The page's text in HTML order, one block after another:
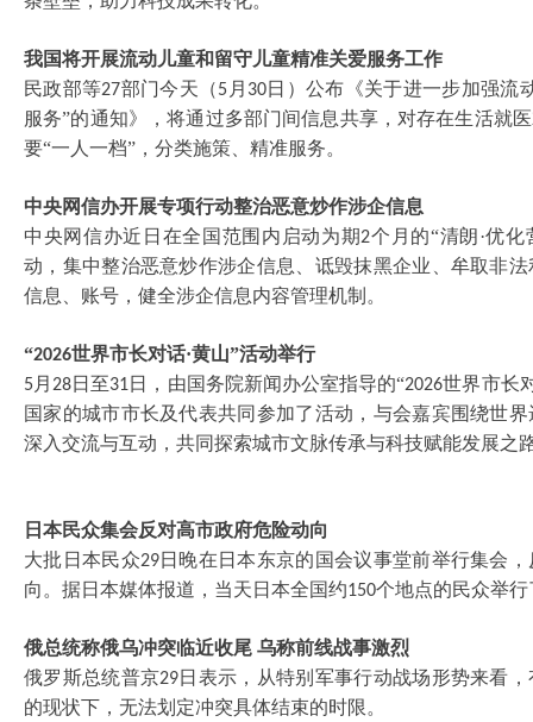
我国将开展流动儿童和留守儿童精准关爱服务工作
民政部等27部门今天（5 月 30日）公布《关于进一步加强流
服务”的通知》，将通过多部门间信息共享，对存在生活就
要“一人一档”，分类施策、精准服务。
中央网信办开展专项行动整治恶意炒作涉企信息
中央网信办近日在全国范围内启动为期2个月的“清朗·优
动，集中整治恶意炒作涉企信息、诋毁抹黑企业、牟取非
信息、账号，健全涉企信息内容管理机制。
“2026世界市长对话·黄山”活动举行
5月 28日至31日，由国务院新闻办公室指导的“2026世界市长
国家的城市市长及代表共同参加了活动，与会嘉宾围绕世
深入交流与互动，共同探索城市文脉传承与科技赋能发展之
日本民众集会反对高市政府危险动向
大批日本民众29日晚在日本东京的国会议事堂前举行集会
向。据日本媒体报道，当天日本全国约150个地点的民众举
俄总统称俄乌冲突临近收尾 乌称前线战事激烈
俄罗斯总统普京29日表示，从特别军事行动战场形势来看
的现状下，无法划定冲突具体结束的时限。